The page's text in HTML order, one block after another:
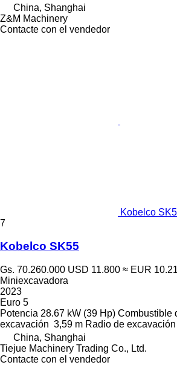
China, Shanghai
Z&M Machinery
Contacte con el vendedor
Kobelco
7
Kobelco SK55
Gs. 70.260.000 USD 11.800 ≈ EUR
Miniexcavadora
2023
Euro 5
Potencia 28.67 kW (39 Hp) Combustible
excavación 3,59 m Radio de excavación
China, Shanghai
Tiejue Machinery Trading Co., Ltd.
Contacte con el vendedor